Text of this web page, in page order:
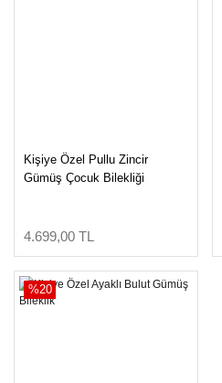
Kişiye Özel Pullu Zincir
Gümüş Çocuk Bilekliği
4.699,00 TL
%20